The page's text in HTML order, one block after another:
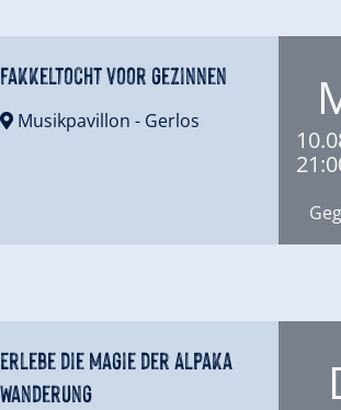
Fakkeltocht voor gezinnen
Musikpavillon - Gerlos
Erlebe die Magie der Alpaka
Wanderung